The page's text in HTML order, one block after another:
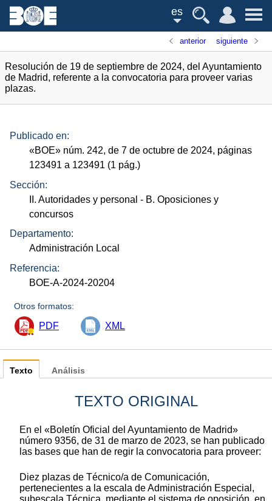
es
anterior siguiente
Resolución de 19 de septiembre de 2024, del Ayuntamiento
de Madrid, referente a la convocatoria para proveer varias
plazas.
Publicado en:
«BOE» núm. 242, de 7 de octubre de 2024, páginas
123491 a 123491 (1 pág.)
Sección:
II. Autoridades y personal - B. Oposiciones y
concursos
Departamento:
Administración Local
Referencia:
BOE-A-2024-20204
Otros formatos:
PDF XML
Texto
TEXTO ORIGINAL
En el «Boletín Oficial del Ayuntamiento de Madrid»
número 9356, de 31 de marzo de 2023, se han publicado
las bases que han de regir la convocatoria para proveer:
Diez plazas de Técnico/a de Comunicación,
pertenecientes a la escala de Administración Especial,
subescala Técnica, mediante el sistema de oposición, en
Análisis